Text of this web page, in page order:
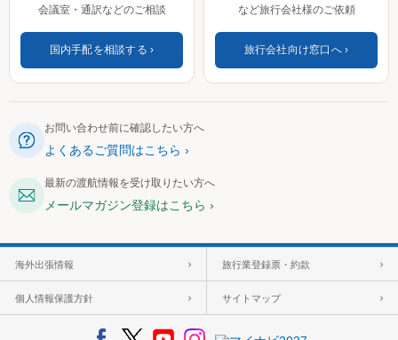
会議室・通訳などのご相談
国内手配を相談する
など旅行会社様のご依頼
旅行会社向け窓口へ
お問い合わせ前に確認したい方へ
よくあるご質問はこちら
最新の渡航情報を受け取りたい方へ
メールマガジン登録はこちら
海外出張情報 旅行業登録票・約款
個人情報保護方針 サイトマップ